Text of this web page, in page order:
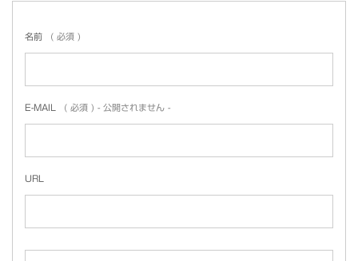
名前 ( 必須 )
E-MAIL ( 必須 ) - 公開されません -
URL